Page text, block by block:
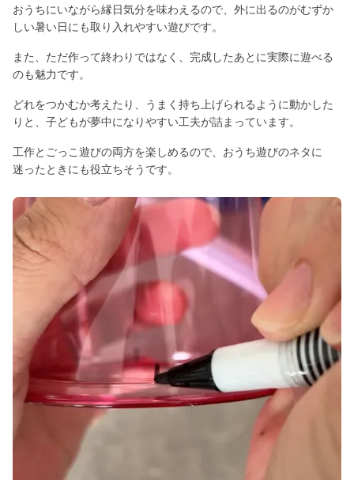
おうちにいながら縁日気分を味わえるので、外に出るのがむずか
しい暑い日にも取り入れやすい遊びです。
また、ただ作って終わりではなく、完成したあとに実際に遊べる
のも魅力です。
どれをつかむか考えたり、うまく持ち上げられるように動かした
りと、子どもが夢中になりやすい工夫が詰まっています。
工作とごっこ遊びの両方を楽しめるので、おうち遊びのネタに
迷ったときにも役立ちそうです。